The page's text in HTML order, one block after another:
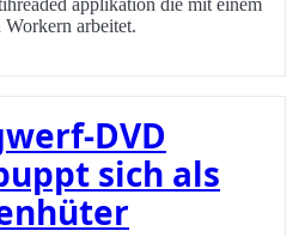
applikation die mit einem
arbeitet.
DVD
sich als